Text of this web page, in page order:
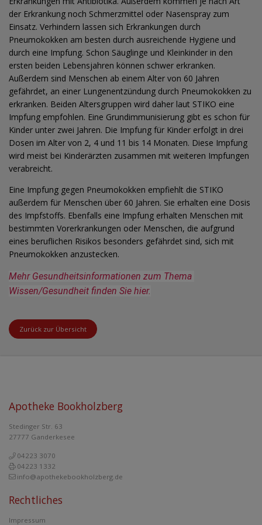
Zurück zur Übersicht
der Erkrankung noch Schmerzmittel oder Nasenspray zum
Einsatz. Verhindern lassen sich Erkrankungen durch
Pneumokokken am besten durch ausreichende Hygiene und
durch eine Impfung. Schon Säuglinge und Kleinkinder in den
ersten beiden Lebensjahren können schwer erkranken.
Außerdem sind Menschen ab einem Alter von 60 Jahren
gefährdet, an einer Lungenentzündung durch Pneumokokken zu
erkranken. Beiden Altersgruppen wird daher laut STIKO eine
Impfung empfohlen. Eine Grundimmunisierung gibt es schon für
Kinder unter zwei Jahren. Die Impfung für Kinder erfolgt in drei
Dosen im Alter von 2, 4 und 11 bis 14 Monaten. Diese Impfung
wird meist bei Kinderärzten zusammen mit weiteren Impfungen
verabreicht.
Eine Impfung gegen Pneumokokken empfiehlt die STIKO
außerdem für Menschen über 60 Jahren. Sie erhalten eine Dosis
des Impfstoffs. Ebenfalls eine Impfung erhalten Menschen mit
bestimmten Vorerkrankungen oder Menschen, die aufgrund
eines beruflichen Risikos besonders gefährdet sind, sich mit
Pneumokokken anzustecken.
Mehr Gesundheitsinformationen zum Thema
Wissen/Gesundheit finden Sie hier.
Apotheke Bookholzberg
Stedinger Str. 63
27777 Ganderkesee
04223 3070
04223 1332
info@apothekebookholzberg.de
Rechtliches
Impressum